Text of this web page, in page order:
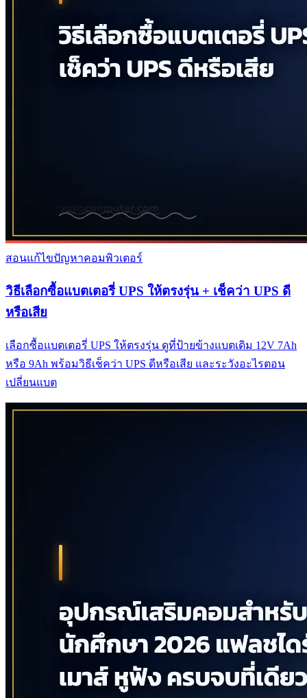
สอนแก้ไขปัญหาคอมพิวเตอร์
วิธีเลือกซื้อแบตเตอรี่ UPS ให้ตรงรุ่น + เช็คว่า UPS ดี
หรือเสีย
เลือกซื้อแบตเตอรี่ UPS ให้ตรงรุ่น ดูที่ป้ายข้างแบตเดิม 12V 7Ah
หรือ 9Ah พร้อมวิธีเช็คว่า UPS ดีหรือเสีย และระวังอะไรตอน
เปลี่ยนแบต